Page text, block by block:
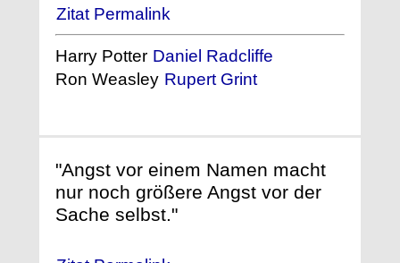
Zitat Permalink
Harry Potter Daniel Radcliffe
Ron Weasley Rupert Grint
"Angst vor einem Namen macht
nur noch größere Angst vor der
Sache selbst."